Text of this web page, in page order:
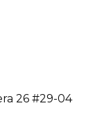
26 #29-04